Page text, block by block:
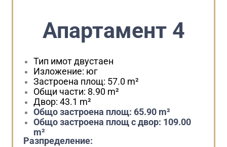
Апартамент 4
Тип имотдвустаен
Изложение: юг
Застроена площ: 57.0 m²
Общи части: 8.90 m²
Двор: 43.1 m²
Общо застроена площ: 65.90 m²
Общо застроена площ с двор: 109.00
m²
Разпределение: